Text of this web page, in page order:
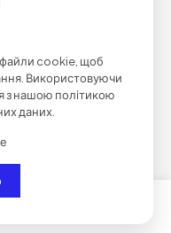
by
cookie, щоб
Використовуючи
з нашою політикою
даних.